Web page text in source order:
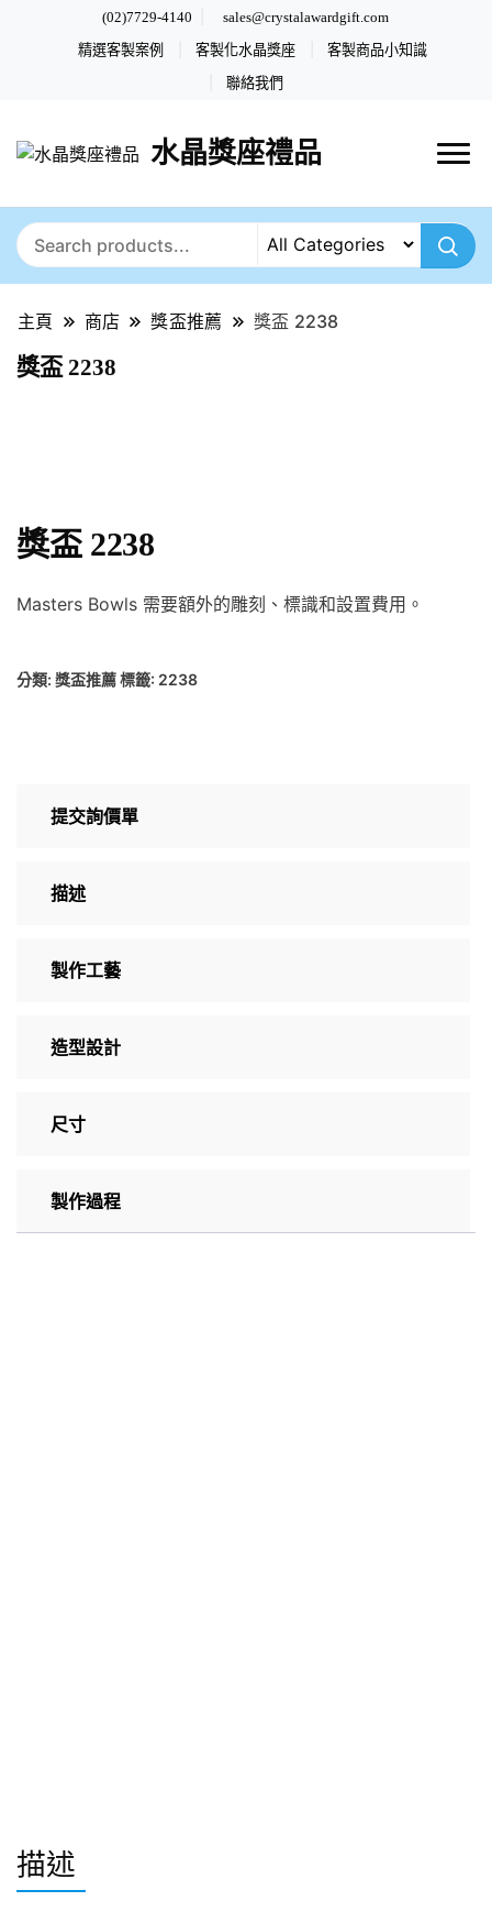
(02)7729-4140 sales@crystalawardgift.com
精選客製案例 客製化水晶獎座 客製商品小知識
聯絡我們
水晶獎座禮品
主頁 商店 獎盃推薦 獎盃 2238
獎盃 2238
獎盃 2238
Masters Bowls 需要額外的雕刻、標識和設置費用。
分類: 獎盃推薦標籤: 2238
提交詢價單
描述
製作工藝
造型設計
尺寸
製作過程
描述